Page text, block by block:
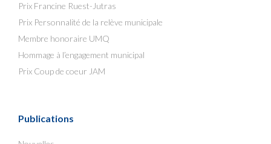
Prix Francine Ruest-Jutras
Prix Personnalité de la relève municipale
Membre honoraire UMQ
Hommage à l’engagement municipal
Prix Coup de coeur JAM
Publications